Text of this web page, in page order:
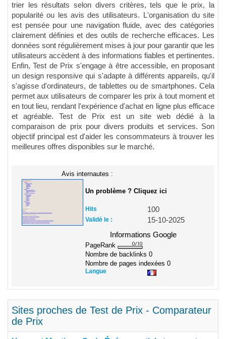
trier les résultats selon divers critères, tels que le prix, la
popularité ou les avis des utilisateurs. L'organisation du site
est pensée pour une navigation fluide, avec des catégories
clairement définies et des outils de recherche efficaces. Les
données sont régulièrement mises à jour pour garantir que les
utilisateurs accèdent à des informations fiables et pertinentes.
Enfin, Test de Prix s'engage à être accessible, en proposant
un design responsive qui s'adapte à différents appareils, qu'il
s'agisse d'ordinateurs, de tablettes ou de smartphones. Cela
permet aux utilisateurs de comparer les prix à tout moment et
en tout lieu, rendant l'expérience d'achat en ligne plus efficace
et agréable. Test de Prix est un site web dédié à la
comparaison de prix pour divers produits et services. Son
objectif principal est d'aider les consommateurs à trouver les
meilleures offres disponibles sur le marché.
Avis internautes :
Un problème ? Cliquez ici
Hits 100
Validé le :
15-10-2025
Informations Google
PageRank
Nombre de backlinks 0
Nombre de pages indexées 0
Langue
Sites proches de Test de Prix - Comparateur
de Prix